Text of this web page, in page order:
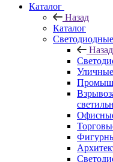
Каталог
Назад
Каталог
Назад